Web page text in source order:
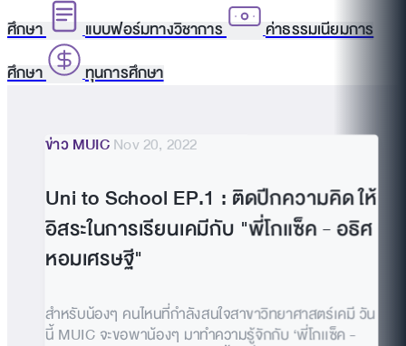
ศึกษา
แบบฟอร์มทางวิชาการ
ค่าธรรมเนียมการ
ศึกษา
ทุนการศึกษา
ข่าว MUICNov 20, 2022
Uni to School EP.1 : ติดปีกความคิด ให้
อิสระในการเรียนเคมีกับ "พี่โกเเซ็ค - อธิศ
หอมเศรษฐี"
สำหรับน้องๆ คนไหนที่กำลังสนใจสาขาวิทยาศาสตร์เคมี วัน
นี้ MUIC จะขอพาน้องๆ มาทำความรู้จักกับ ‘พี่โกเเซ็ค -